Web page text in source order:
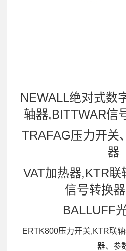
NEWALL绝对式数
轴器,BITTWAR信
TRAFAG压力开关
器
VAT加热器,KTR
信号转换
BALLUFF
ERTK800压力开关,KTR联
器、参